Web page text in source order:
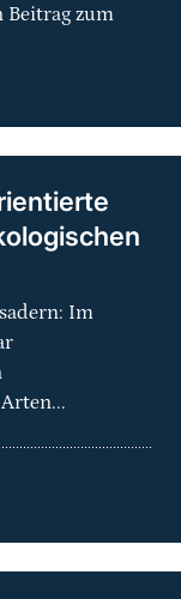
Beitrag zum
Im